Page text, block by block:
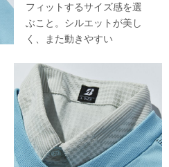
フィットするサイズ感を選
ぶこと。シルエットが美し
く、また動きやすい